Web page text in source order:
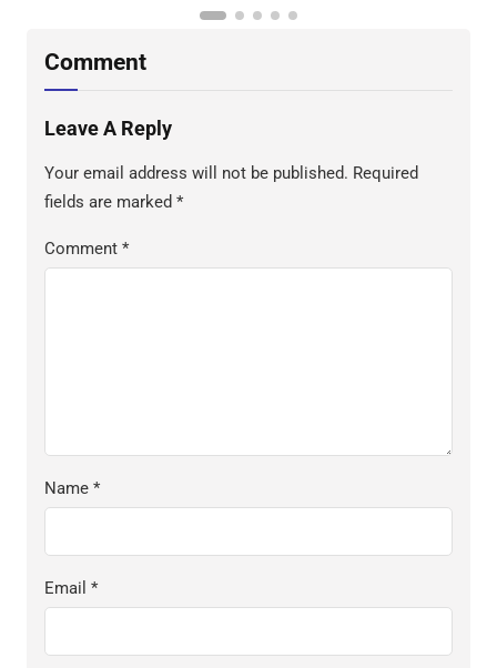
Comment
Leave A Reply
Your email address will not be published. Required
fields are marked *
Comment *
Name *
Email *